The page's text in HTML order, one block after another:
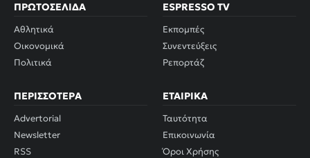
ΠΡΩΤΟΣΈΛΙΔΑ
Αθλητικά
Οικονομικά
Πολιτικά
ESPRESSO TV
Εκπομπές
Συνεντεύξεις
Ρεπορτάζ
ΠΕΡΙΣΣΌΤΕΡΑ
Advertorial
Newsletter
RSS
ΕΤΑΙΡΙΚΆ
Ταυτότητα
Επικοινωνία
Όροι Χρήσης